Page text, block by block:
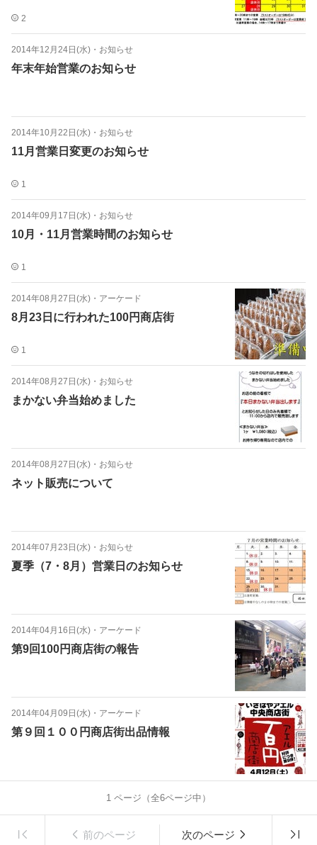
2
2014年12月24日(水) ・ お知らせ
年末年始営業のお知らせ
2014年10月22日(水) ・ お知らせ
11月営業日変更のお知らせ
1
2014年09月17日(水) ・ お知らせ
10月・11月営業時間のお知らせ
1
2014年08月27日(水) ・ アーケード
8月23日に行われた100円商店街
1
2014年08月27日(水) ・ お知らせ
まかない弁当始めました
2014年08月27日(水) ・ お知らせ
ネット販売について
2014年07月23日(水) ・ お知らせ
夏季（7・8月）営業日のお知らせ
2014年04月16日(水) ・ アーケード
第9回100円商店街の報告
2014年04月09日(水) ・ アーケード
第９回１００円商店街出品情報
1 ページ（全6ページ中）
前のページ 次のページ